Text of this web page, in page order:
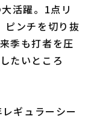
活躍。1点リ
ピンチを切り抜
季も打者を圧
たいところ
ギュラーシー